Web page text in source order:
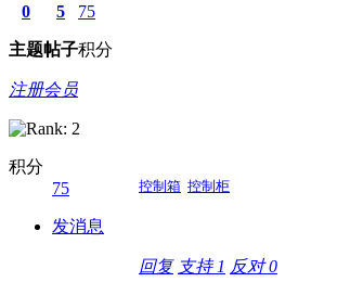
0
主题
5
帖子
75
积分
注册会员
积分
75
发消息
控制箱 控制柜
回复 支持 1 反对0